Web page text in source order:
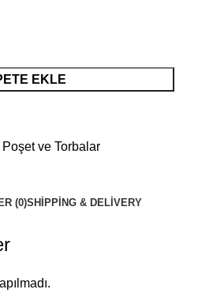
EKLE
Poşet ve Torbalar
(0)SHIPPING & DELIVERY